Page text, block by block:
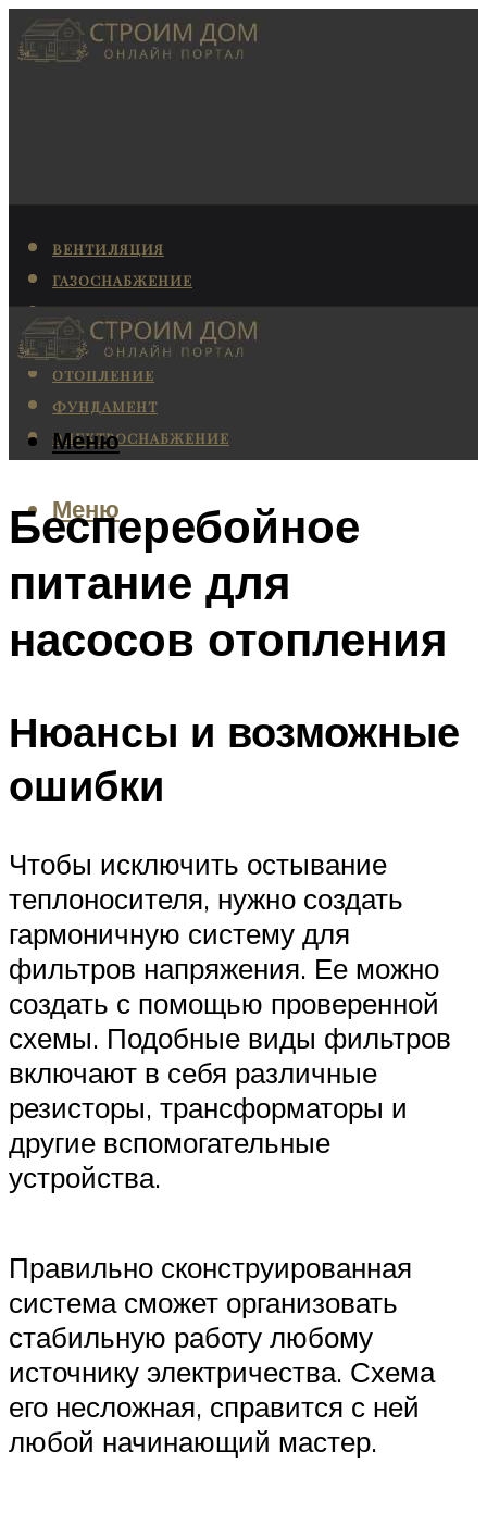
ВЕНТИЛЯЦИЯ
ГАЗОСНАБЖЕНИЕ
КАНАЛИЗАЦИЯ
КОНДИЦИОНИРОВАНИЕ
ОТОПЛЕНИЕ
ФУНДАМЕНТ
ЭЛЕКТРОСНАБЖЕНИЕ
Меню
Меню
Бесперебойное
питание для
насосов отопления
Нюансы и возможные
ошибки
Чтобы исключить остывание
теплоносителя, нужно создать
гармоничную систему для
фильтров напряжения. Ее можно
создать с помощью проверенной
схемы. Подобные виды фильтров
включают в себя различные
резисторы, трансформаторы и
другие вспомогательные
устройства.
Правильно сконструированная
система сможет организовать
стабильную работу любому
источнику электричества. Схема
его несложная, справится с ней
любой начинающий мастер.